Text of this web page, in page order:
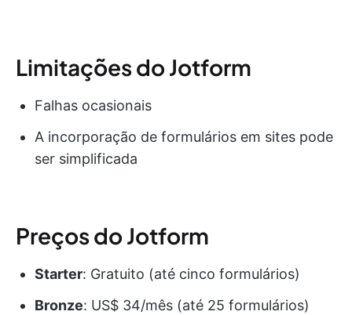
Limitações do Jotform
Falhas ocasionais
A incorporação de formulários em sites pode
ser simplificada
Preços do Jotform
Starter: Gratuito (até cinco formulários)
Bronze: US$ 34/mês (até 25 formulários)